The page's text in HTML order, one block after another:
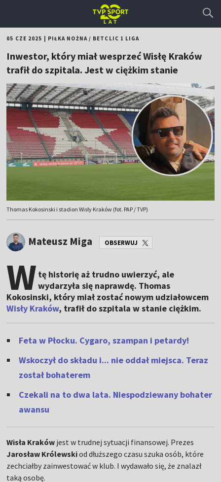
05 CZE 2025 PIŁKA NOŻNA/ BETCLIC 1 LIGA
Inwestor, który miał wesprzeć Wisłę Kraków
trafił do szpitala. Jest w ciężkim stanie
Thomas Kokosinski i stadion Wisły Kraków (fot. PAP / TVP)
Mateusz Miga OBSERWUJ
W tę historię aż trudno uwierzyć, ale
wydarzyła się naprawdę. Thomas
Kokosinski, który miał zostać nowym udziałowcem
Wisły Kraków, trafił do szpitala w stanie ciężkim.
Feta w Płocku. Cygaro, szampan i petardy!
Wskoczył do składu i... nie oddał miejsca. Teraz
został bohaterem
Czekali na to dwa lata. Niespodziewany bohater
awansu
Wisła Kraków jest w trudnej sytuacji finansowej. Prezes
Jarosław Królewskiod dłuższego czasu szuka osób, które
zechciałby zainwestować w klub. I wydawało się, że znalazł
taką osobę.